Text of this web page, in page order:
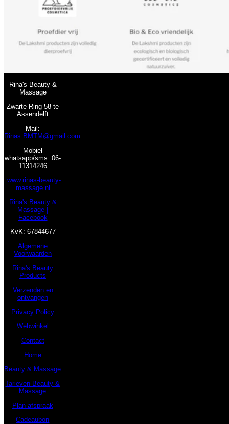
Rina's Beauty &
Massage
Zwarte Ring 58 te
Assendelft
Mail:
Rinas.BMTM@gmail.com
Mobiel
whatsapp/sms: 06-
11314246
www.rinas-beauty-
massage.nl
Rina's Beauty &
Massage |
Facebook
KvK: 67844677
Algemene
Voorwaarden
Rina's Beauty
Products
Verzenden en
ontvangen
Privacy Policy
Webwinkel
Contact
Home
Beauty & Massage
Tarieven Beauty &
Massage
Plan afspraak
Cadeaubon